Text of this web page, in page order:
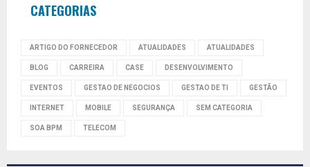
CATEGORIAS
ARTIGO DO FORNECEDOR ATUALIDADES ATUALIDADES
BLOG CARREIRA CASE DESENVOLVIMENTO
EVENTOS GESTAO DE NEGOCIOS GESTAO DE TI GESTÃO
INTERNET MOBILE SEGURANÇA SEM CATEGORIA
SOA BPM TELECOM